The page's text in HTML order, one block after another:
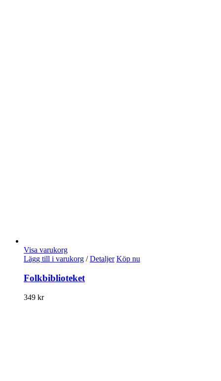
Visa varukorg
Lägg till i varukorg / Detaljer Köp nu
Folkbiblioteket
349 kr